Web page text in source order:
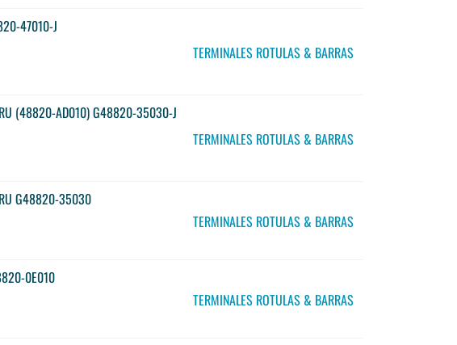
47010-J
TERMINALES ROTULAS & BARRAS
(48820-AD010) G48820-35030-J
TERMINALES ROTULAS & BARRAS
G48820-35030
TERMINALES ROTULAS & BARRAS
0E010
TERMINALES ROTULAS & BARRAS